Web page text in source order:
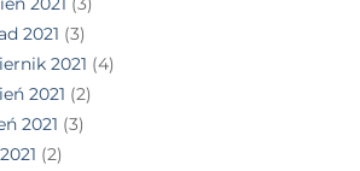
2021 (3)
2021 (4)
2021 (2)
2021 (3)
(2)